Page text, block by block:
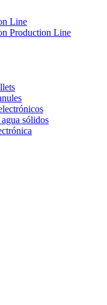
Line
Production Line
sólidos